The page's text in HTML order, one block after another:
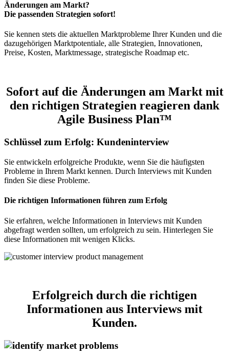
Änderungen am Markt?
Die passenden Strategien sofort!
Sie kennen stets die aktuellen Marktprobleme Ihrer Kunden und die
dazugehörigen Marktpotentiale, alle Strategien, Innovationen,
Preise, Kosten, Marktmessage, strategische Roadmap etc.
Sofort auf die Änderungen am Markt mit
den richtigen Strategien reagieren dank
Agile Business Plan™
Schlüssel zum Erfolg: Kundeninterview
Sie entwickeln erfolgreiche Produkte, wenn Sie die häufigsten
Probleme in Ihrem Markt kennen. Durch Interviews mit Kunden
finden Sie diese Probleme.
Die richtigen Informationen führen zum Erfolg
Sie erfahren, welche Informationen in Interviews mit Kunden
abgefragt werden sollten, um erfolgreich zu sein. Hinterlegen Sie
diese Informationen mit wenigen Klicks.
Erfolgreich durch die richtigen
Informationen aus Interviews mit
Kunden.